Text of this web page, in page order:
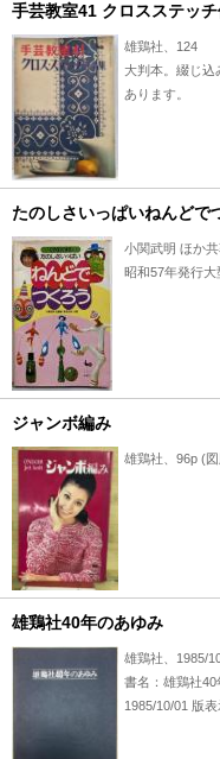
手芸教室41 クロスステッ
雄鶏社、124
大判本。綴じ込
あります。
たのしさいっぱいねんどで
小関武明 ほか
昭和57年発行大
ジャンボ編み
雄鶏社、96p (
雄鶏社40年のあゆみ
雄鶏社、1985/
書名：雄鶏社40
1985/10/01 版
『雄鶏社40年
をまとめた記